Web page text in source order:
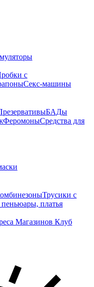
с
Секс-машины
БАДы
ФеромоныСредства для
Трусики с
платья
Магазинов Клуб